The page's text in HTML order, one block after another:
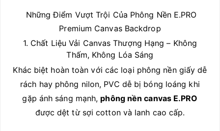
Những Điểm Vượt Trội Của Phông Nền E.PRO
Premium Canvas Backdrop
1. Chất Liệu Vải Canvas Thượng Hạng – Không
Thấm, Không Lóa Sáng
Khác biệt hoàn toàn với các loại phông nền giấy dễ
rách hay phông nilon, PVC dễ bị bóng loáng khi
gặp ánh sáng mạnh, phông nền canvas E.PRO
được dệt từ sợi cotton và lanh cao cấp.